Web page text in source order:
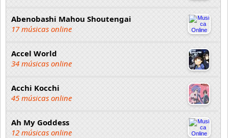
Abenobashi Mahou Shoutengai
17 músicas online
Accel World
34 músicas online
Acchi Kocchi
45 músicas online
Ah My Goddess
12 músicas online